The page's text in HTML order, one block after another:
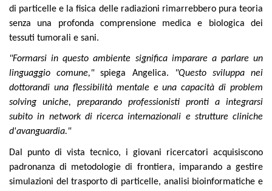
di particelle e la fisica delle radiazioni rimarrebbero pura teoria
senza una profonda comprensione medica e biologica dei
tessuti tumorali e sani.
"Formarsi in questo ambiente significa imparare a parlare un
linguaggio comune,"spiega Angelica.
"Questo sviluppa nei
dottorandi una flessibilità mentale e una capacità di problem
solving uniche, preparando professionisti pronti a integrarsi
subito in network di ricerca internazionali e strutture cliniche
d'avanguardia."
Dal punto di vista tecnico, i giovani ricercatori acquisiscono
padronanza di metodologie di frontiera, imparando a gestire
simulazioni del trasporto di particelle, analisi bioinformatiche e